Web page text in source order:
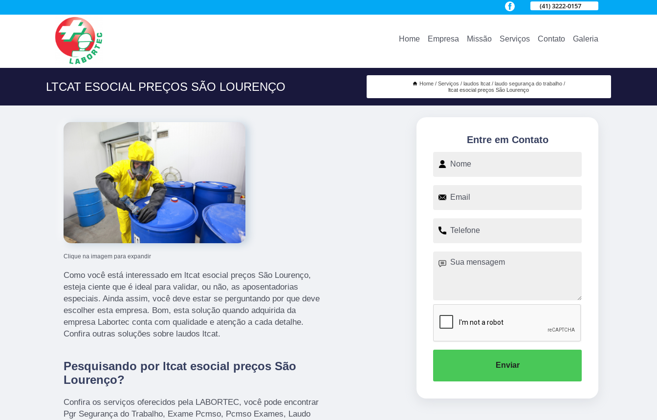
(41) 3222-0157
Home Empresa Missão Serviços Contato Galeria
LTCAT ESOCIAL PREÇOS SÃO LOURENÇO Home Serviços laudos ltcat
laudo segurança do trabalho
ltcat esocial preços São Lourenço
Clique na imagem para expandir
Como você está interessado em ltcat esocial preços São Lourenço,
esteja ciente que é ideal para validar, ou não, as aposentadorias
especiais. Ainda assim, você deve estar se perguntando por que deve
escolher esta empresa. Bom, esta solução quando adquirida da
empresa Labortec conta com qualidade e atenção a cada detalhe.
Confira outras soluções sobre laudos ltcat.
Pesquisando por ltcat esocial preços São
Lourenço?
Confira os serviços oferecidos pela LABORTEC, você pode encontrar
Pgr Segurança do Trabalho, Exame Pcmso, Pcmso Exames, Laudo
Entre em Contato
Enviar